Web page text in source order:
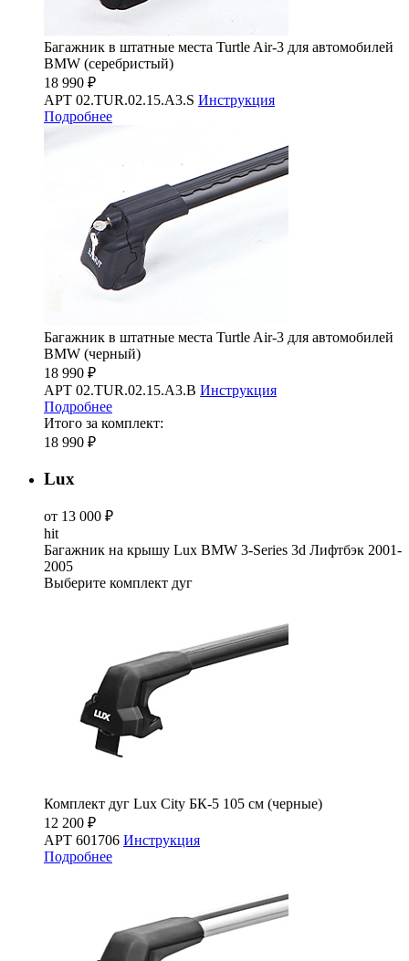
Багажник в штатные места Turtle Air-3 для автомобилей
BMW (серебристый)
18 990 ₽
АРТ 02.TUR.02.15.A3.S Инструкция
Подробнее
Багажник в штатные места Turtle Air-3 для автомобилей
BMW (черный)
18 990 ₽
АРТ 02.TUR.02.15.A3.B Инструкция
Подробнее
Итого за комплект:
18 990 ₽
Lux
от 13 000 ₽
hit
Багажник на крышу Lux BMW 3-Series 3d Лифтбэк 2001-
2005
Выберите комплект дуг
Комплект дуг Lux City БК-5 105 см (черные)
12 200 ₽
АРТ 601706 Инструкция
Подробнее